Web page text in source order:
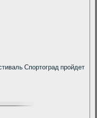
Спортоград пройдет